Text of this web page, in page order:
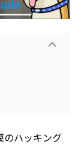
のハッキング